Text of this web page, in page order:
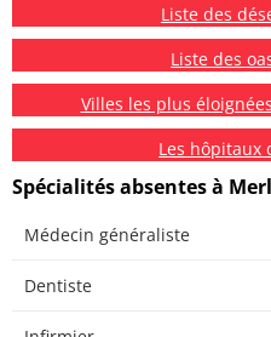
Liste des
Liste des
Villes les plus
Les hôpitaux
Spécialités absentes à
Médecin généraliste
Dentiste